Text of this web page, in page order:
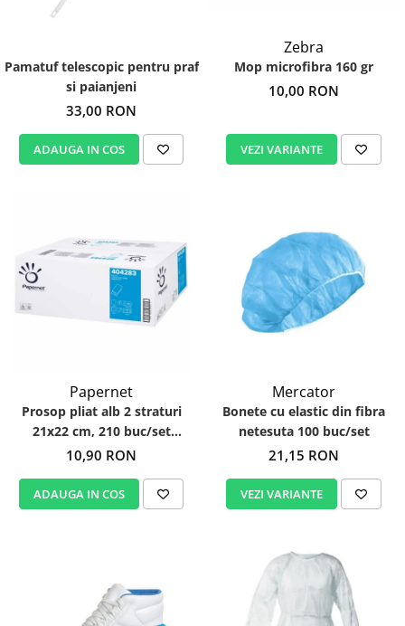
Pamatuf telescopic pentru praf
si paianjeni
33,00 RON
ADAUGA IN COS
Zebra
Mop microfibra 160 gr
10,00 RON
VEZI VARIANTE
Papernet
Prosop pliat alb 2 straturi
21x22 cm, 210 buc/set
Papernet 404283
10,90 RON
ADAUGA IN COS
Mercator
Bonete cu elastic din fibra
netesuta 100 buc/set
21,15 RON
VEZI VARIANTE